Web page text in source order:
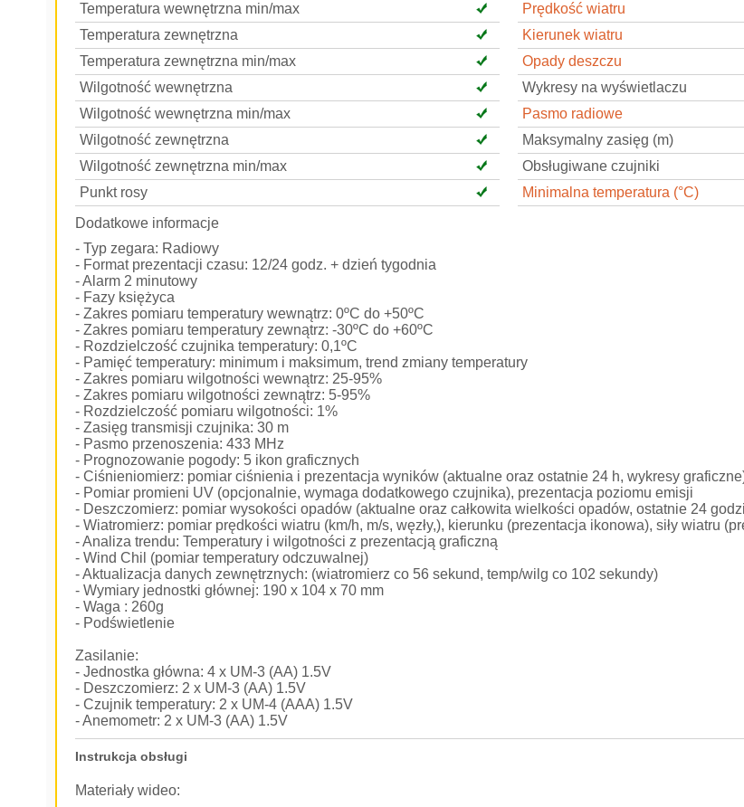
Temperatura wewnętrzna min/max
Temperatura zewnętrzna
Temperatura zewnętrzna min/max
Wilgotność wewnętrzna
Wilgotność wewnętrzna min/max
Wilgotność zewnętrzna
Wilgotność zewnętrzna min/max
Punkt rosy
Prędkość wiatru
Kierunek wiatru
Opady deszczu
Wykresy na wyświetlaczu
Pasmo radiowe
Maksymalny zasięg (m)
Obsługiwane czujniki
Minimalna temperatura (°C)
Dodatkowe informacje
- Typ zegara: Radiowy
- Format prezentacji czasu: 12/24 godz. + dzień tygodnia
- Alarm 2 minutowy
- Fazy księżyca
- Zakres pomiaru temperatury wewnątrz: 0ºC do +50ºC
- Zakres pomiaru temperatury zewnątrz: -30ºC do +60ºC
- Rozdzielczość czujnika temperatury: 0,1ºC
- Pamięć temperatury: minimum i maksimum, trend zmiany temperatury
- Zakres pomiaru wilgotności wewnątrz: 25-95%
- Zakres pomiaru wilgotności zewnątrz: 5-95%
- Rozdzielczość pomiaru wilgotności: 1%
- Zasięg transmisji czujnika: 30 m
- Pasmo przenoszenia: 433 MHz
- Prognozowanie pogody: 5 ikon graficznych
- Ciśnieniomierz: pomiar ciśnienia i prezentacja wyników (aktualne oraz ostatnie 24 h, wykresy
- Pomiar promieni UV (opcjonalnie, wymaga dodatkowego czujnika), prezentacja poziomu emisji
- Deszczomierz: pomiar wysokości opadów (aktualne oraz całkowita wielkości opadów, ostatnie 24
- Wiatromierz: pomiar prędkości wiatru (km/h, m/s, węzły,), kierunku (prezentacja ikonowa), siły wiatru
- Analiza trendu: Temperatury i wilgotności z prezentacją graficzną
- Wind Chil (pomiar temperatury odczuwalnej)
- Aktualizacja danych zewnętrznych: (wiatromierz co 56 sekund, temp/wilg co 102 sekundy)
- Wymiary jednostki głównej: 190 x 104 x 70 mm
- Waga : 260g
- Podświetlenie
Zasilanie:
- Jednostka główna: 4 x UM-3 (AA) 1.5V
- Deszczomierz: 2 x UM-3 (AA) 1.5V
- Czujnik temperatury: 2 x UM-4 (AAA) 1.5V
- Anemometr: 2 x UM-3 (AA) 1.5V
Instrukcja obsługi
Materiały wideo: